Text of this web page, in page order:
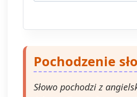
ograniczenia
nadzorczego. Masz
swoją zgodę w dowolnym
przetwarzania, którego
Pochodzenie
Słowo pochodzi z